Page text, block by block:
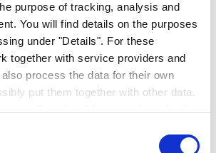
purpose of tracking, analysis and
You will find details on the purposes
under "Details". For these
together with service providers and
process the data for their own
put them together with other data.
of your data for the purposes
Hymer Museums ist die
Erwin Hymer Stiftung. Der
stiftete nicht nur eine
Fahrzeugen aus aller Welt,
ein interaktives Museum, um
mobile Reisen zu